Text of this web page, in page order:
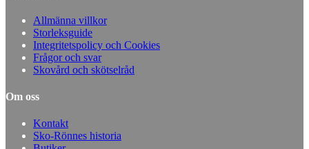
Allmänna villkor
Storleksguide
Integritetspolicy och Cookies
Frågor och svar
Skovård och skötselråd
Om oss
Kontakt
Sko-Rönnes historia